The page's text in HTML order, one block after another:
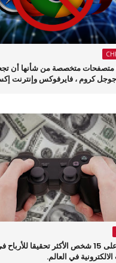
إليك 6 متصفحات متخصصة من شأنها أن
كروم ، فايرفوكس وإنترنت
تعرف على 15 شخص الأكثر تحقيقا
الالكترونية في العالم.